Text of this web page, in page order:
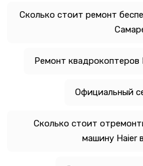
Сколько стоит ремонт
Ремонт
Официальный
Сколько стоит
машину Haier